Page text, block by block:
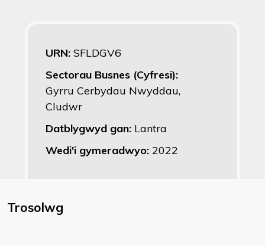
URN: SFLDGV6
Sectorau Busnes (Cyfresi):
Gyrru Cerbydau Nwyddau,
Cludwr
Datblygwyd gan: Lantra
Wedi'i gymeradwyo: 2022
Trosolwg